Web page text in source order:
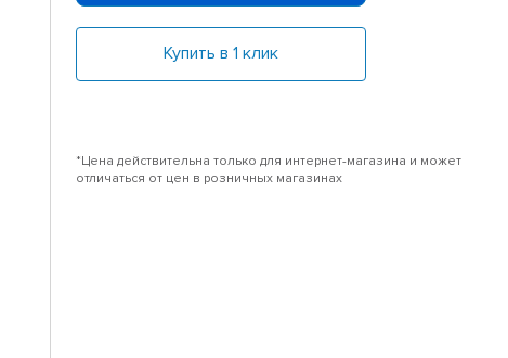
Купить в 1 клик
*Цена действительна только для интернет-магазина и может
отличаться от цен в розничных магазинах